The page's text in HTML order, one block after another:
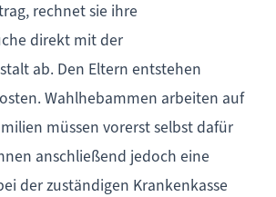
rechnet sie ihre
direkt mit der
ab. Den Eltern entstehen
Wahlhebammen arbeiten auf
müssen vorerst selbst dafür
anschließend jedoch eine
der zuständigen Krankenkasse